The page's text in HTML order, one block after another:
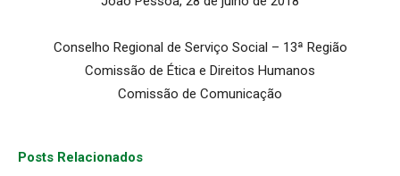
Conselho Regional de Serviço Social – 13ª Região
Comissão de Ética e Direitos Humanos
Comissão de Comunicação
Posts Relacionados